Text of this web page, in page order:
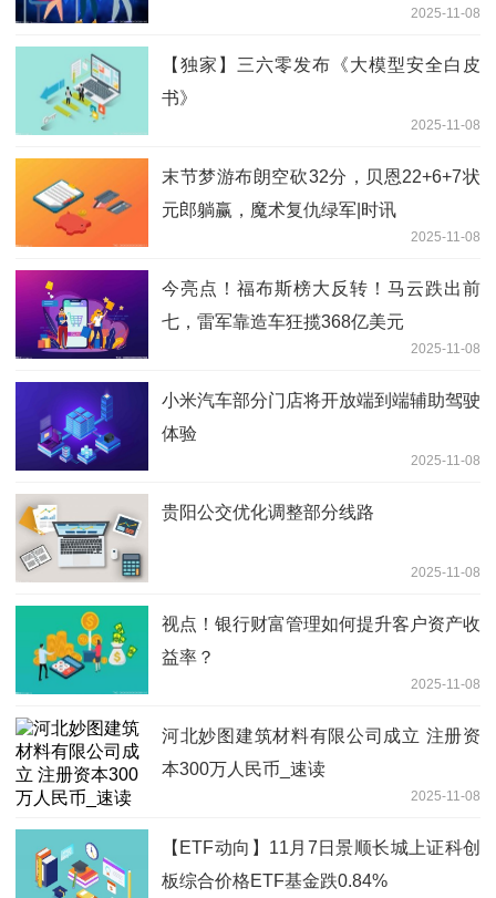
2025-11-08
【独家】三六零发布《大模型安全白皮
书》
2025-11-08
末节梦游布朗空砍32分，贝恩22+6+7状
元郎躺赢，魔术复仇绿军|时讯
2025-11-08
今亮点！福布斯榜大反转！马云跌出前
七，雷军靠造车狂揽368亿美元
2025-11-08
小米汽车部分门店将开放端到端辅助驾驶
体验
2025-11-08
贵阳公交优化调整部分线路
2025-11-08
视点！银行财富管理如何提升客户资产收
益率？
2025-11-08
河北妙图建筑材料有限公司成立 注册资
本300万人民币_速读
2025-11-08
【ETF动向】11月7日景顺长城上证科创
板综合价格ETF基金跌0.84%